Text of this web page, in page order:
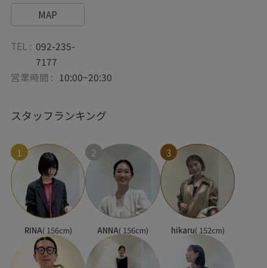
MAP
TEL : 092-235-
7177
営業時間 : 10:00~20:30
スタッフランキング
1
RINA( 156cm)
2
ANNA( 156cm)
3
hikaru( 152cm)